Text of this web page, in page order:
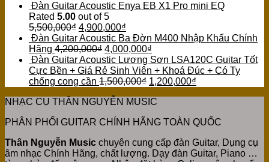
Đàn Guitar Acoustic Enya EB X1 Pro mini EQ
Rated 5.00 out of 5
5,500,000₫ 4,900,000₫
Đàn Guitar Acoustic Ba Đờn M400 Nhập Khẩu Chính
Hãng 4,200,000₫ 4,000,000₫
Đàn Guitar Acoustic Lương Sơn LSA120C Guitar Tốt
Cực Bền + Giá Rẻ Sinh Viên + Khoá Đúc + Có Ty
chống cong cần 1,500,000₫ 1,200,000₫
NHẠC CỤ THÂN NGUYỄN MUSIC
PHÂN PHỐI GUITAR CHÍNH HÃNG TOÀN QUỐC
Thân Nguyễn Music chuyên cung cấp đàn Guitar, Dụng cụ
âm nhạc Chính Hãng, chất lượng. Dạy đàn Guitar, Piano …